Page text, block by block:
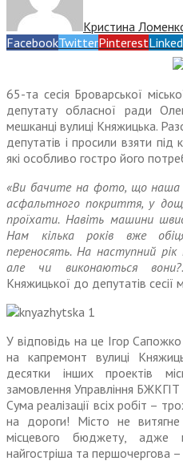
Кристина
FacebookTwitterPinterest
65-та сесія Броварської
депутату обласної ради
мешканці вулиці Княжицька.
депутатів і просили взяти
які особливо гостро його
«Ви бачите на фото, що наша
асфальтного покриття, у
проїхати. Навіть машини
Нам кілька років вже
переносять. На наступний
але чи виконаються
Княжицької до депутатів сесії
У відповідь на це Ігор
на капремонт вулиці
десятки інших проектів
замовлення Управління
Сума реалізації всіх робіт –
на дороги! Місто не
місцевого бюджету,
найгостріша та першочергова